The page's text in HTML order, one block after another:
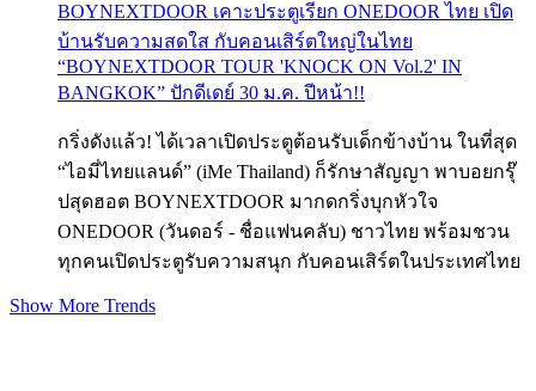
BOYNEXTDOOR เคาะประตูเรียก ONEDOOR ไทย เปิด
บ้านรับความสดใส กับคอนเสิร์ตใหญ่ในไทย
“BOYNEXTDOOR TOUR 'KNOCK ON Vol.2' IN
BANGKOK” ปักดีเดย์ 30 ม.ค. ปีหน้า!!
กริ่งดังแล้ว! ได้เวลาเปิดประตูต้อนรับเด็กข้างบ้าน ในที่สุด
“ไอมี่ไทยแลนด์” (iMe Thailand) ก็รักษาสัญญา พาบอยกรุ๊
ปสุดฮอต BOYNEXTDOOR มากดกริ่งบุกหัวใจ
ONEDOOR (วันดอร์ - ชื่อแฟนคลับ) ชาวไทย พร้อมชวน
ทุกคนเปิดประตูรับความสนุก กับคอนเสิร์ตในประเทศไทย
Show More Trends